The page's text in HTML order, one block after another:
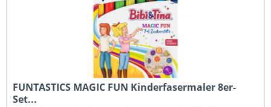
FUNTASTICS MAGIC FUN Kinderfasermaler 8er-
Set...